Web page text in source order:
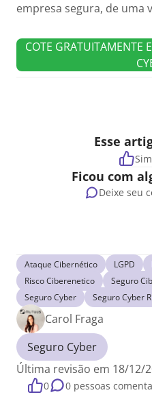
empresa segura, de uma
COTE GRATUITAMENTE
Esse
Sim
Ficou com
Deixe seu
Ataque Cibernético LGPD
Risco Ciberenetico
Seguro
Seguro Cyber
Seguro Cyber
Carol Fraga
Seguro Cyber
Última revisão em 18/12/
0 0 pessoas